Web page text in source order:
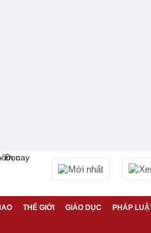
Mới nhất
THẾ GIỚI GIÁO DỤC PHÁP